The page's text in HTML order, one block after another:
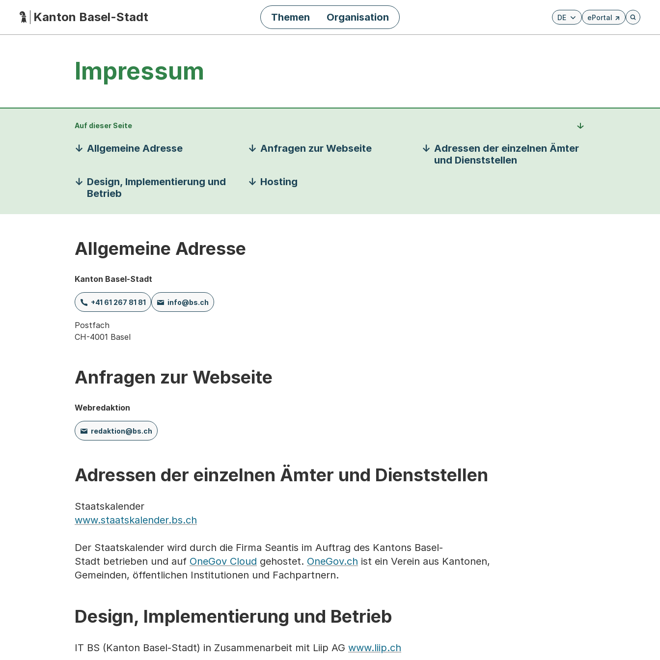
HauptnavigationKanton Basel-Stadt DE ePortal
Externer Link, wird in
Öffnet
Themen Organisation
Impressum
Auf dieser Seite
Allgemeine Adresse Anfragen zur Webseite
Adressen der einzelnen Ämter
und Dienststellen
Design, Implementierung und
Betrieb
Hosting
Allgemeine Adresse
Kanton Basel-Stadt
+41 61 267 81 81 info@bs.ch
Postfach
CH-4001 Basel
Anfragen zur Webseite
Webredaktion
redaktion@bs.ch
Adressen der einzelnen Ämter und Dienststellen
Staatskalender
www.staatskalender.bs.ch
Der Staatskalender wird durch die Firma Seantis im Auftrag des Kantons Basel-
Stadt betrieben und auf OneGov Cloud gehostet. OneGov.ch ist ein Verein aus Kantonen,
Gemeinden, öffentlichen Institutionen und Fachpartnern.
Design, Implementierung und Betrieb
IT BS (Kanton Basel-Stadt) in Zusammenarbeit mit Liip AG www.liip.ch